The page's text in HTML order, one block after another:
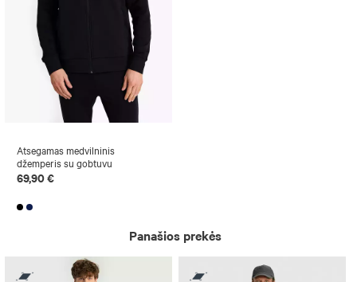
Atsegamas medvilninis
džemperis su gobtuvu
69,90 €
Panašios prekės